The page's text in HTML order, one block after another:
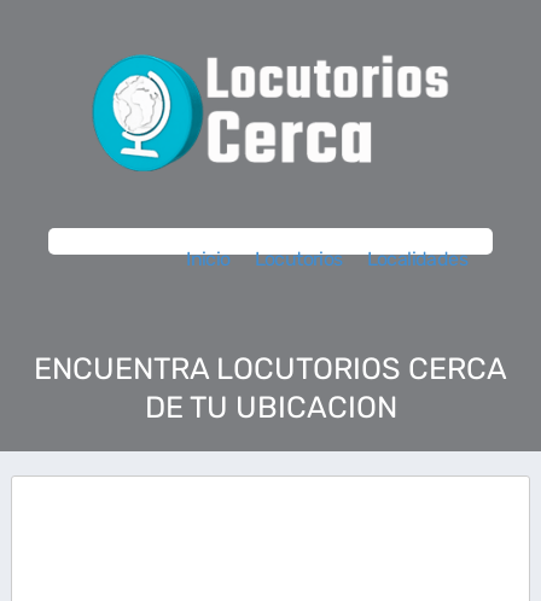
Inicio Locutorios Localidades
ENCUENTRA LOCUTORIOS CERCA
DE TU UBICACION